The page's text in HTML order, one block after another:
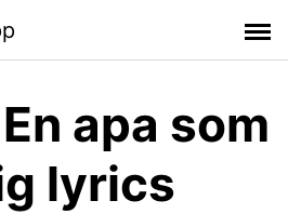
apa som
lyrics